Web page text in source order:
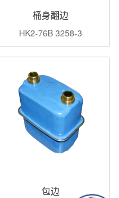
桶身翻边
HK2-76B 3258-3
包边